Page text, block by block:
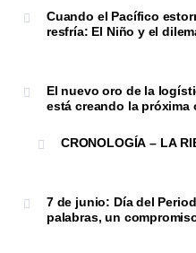
Cuando el Pacífico
resfría: El Niño y el
El nuevo oro de la
está creando la
CRONOLOGÍA – LA
7 de junio: Día del
palabras, un